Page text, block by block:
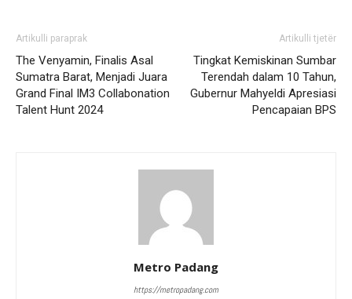
Artikulli paraprak
The Venyamin, Finalis Asal
Sumatra Barat, Menjadi Juara
Grand Final IM3 Collabonation
Talent Hunt 2024
Artikulli tjetër
Tingkat Kemiskinan Sumbar
Terendah dalam 10 Tahun,
Gubernur Mahyeldi Apresiasi
Pencapaian BPS
Metro Padang
https://metropadang.com